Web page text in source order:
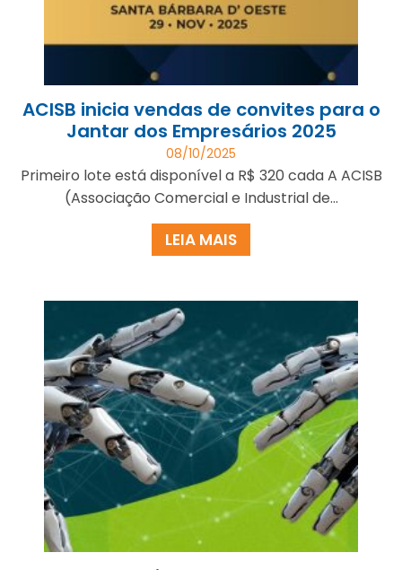
ACISB inicia vendas de convites para o
Jantar dos Empresários 2025
08/10/2025
Primeiro lote está disponível a R$ 320 cada A ACISB
(Associação Comercial e Industrial de...
LEIA MAIS